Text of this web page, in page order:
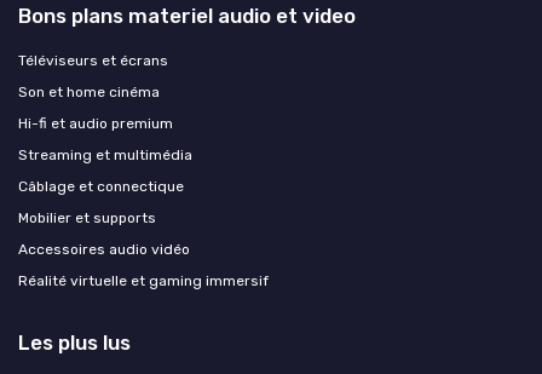
Bons plans materiel audio et video
Téléviseurs et écrans
Son et home cinéma
Hi-fi et audio premium
Streaming et multimédia
Câblage et connectique
Mobilier et supports
Accessoires audio vidéo
Réalité virtuelle et gaming immersif
Les plus lus